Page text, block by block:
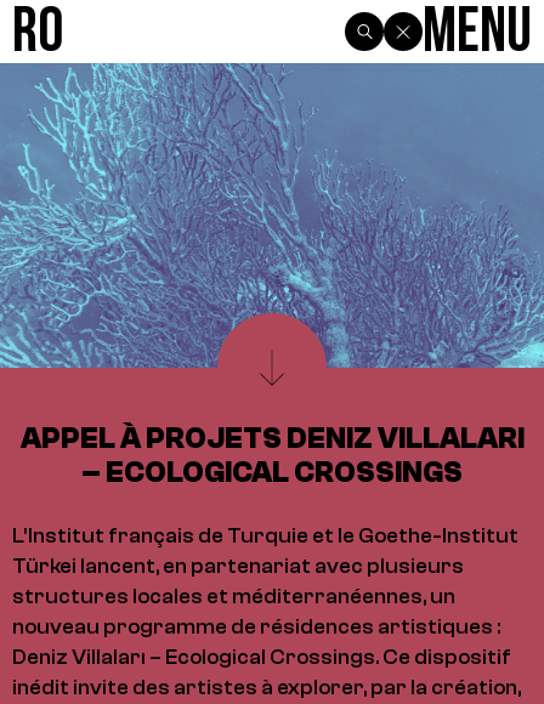
R0 Menu
APPEL À PROJETS DENIZ VILLALARI
– ECOLOGICAL CROSSINGS
L’Institut français de Turquie et le Goethe-Institut
Türkei lancent, en partenariat avec plusieurs
structures locales et méditerranéennes, un
nouveau programme de résidences artistiques :
Deniz Villaları – Ecological Crossings. Ce dispositif
inédit invite des artistes à explorer, par la création,